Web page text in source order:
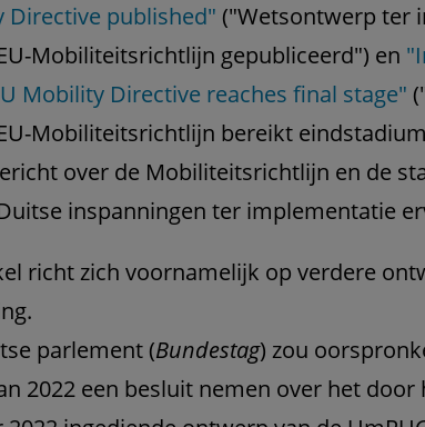
Directive published" ("Wetsontwerp ter
Mobiliteitsrichtlijn gepubliceerd") en
Mobility Directive reaches final stage"
Mobiliteitsrichtlijn bereikt
over de Mobiliteitsrichtlijn en de
inspanningen ter implementatie
richt zich voornamelijk op verdere
parlement (Bundestag) zou
2022 een besluit nemen over het door